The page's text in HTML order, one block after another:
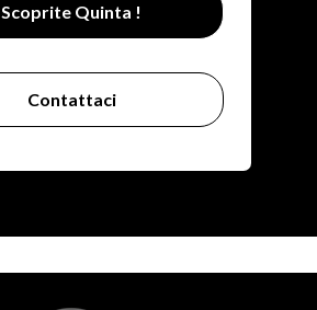
Scoprite Quinta !
Contattaci